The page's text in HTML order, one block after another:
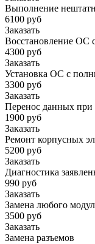
Выполнение
6100 руб
Заказать
Восстановление ОС
4300 руб
Заказать
Установка ОС с
3300 руб
Заказать
Перенос данных при
1900 руб
Заказать
Ремонт корпусных
5200 руб
Заказать
Диагностика
990 руб
Заказать
Замена любого
3500 руб
Заказать
Замена разъемов